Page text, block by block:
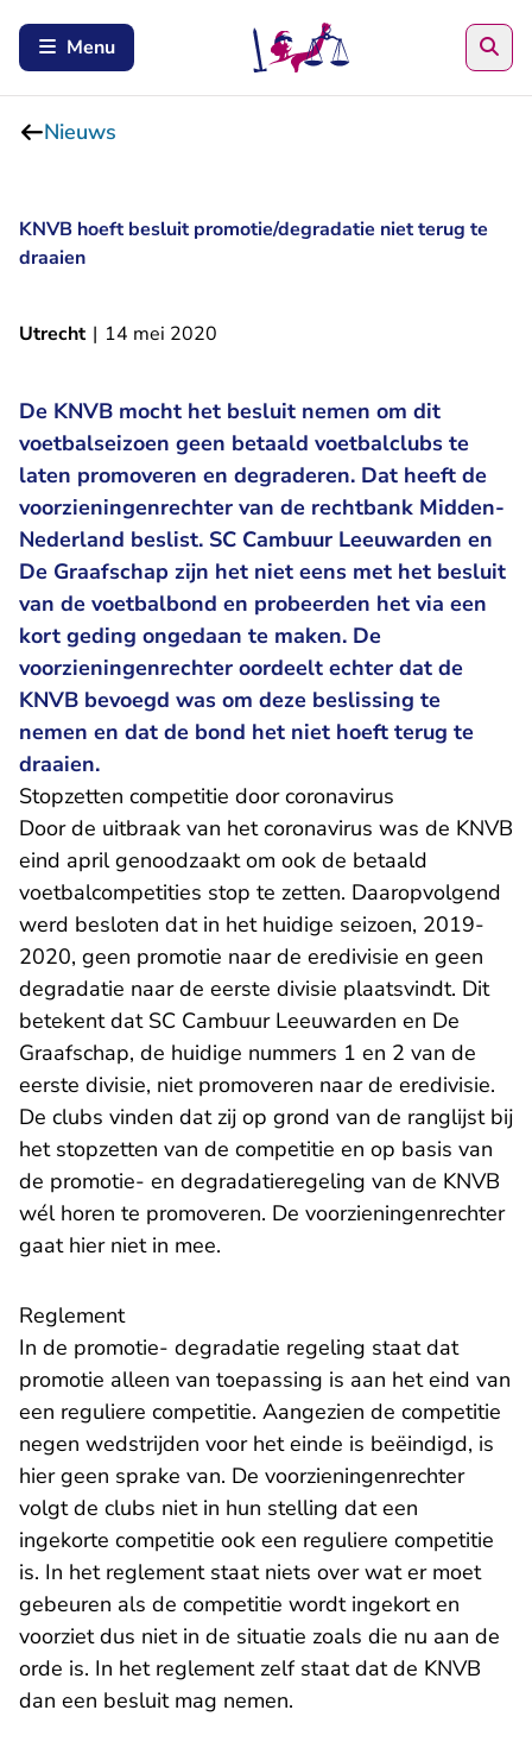
Menu
Nieuws
KNVB hoeft besluit promotie/degradatie niet terug te
draaien
Utrecht | 14 mei 2020
De KNVB mocht het besluit nemen om dit
voetbalseizoen geen betaald voetbalclubs te
laten promoveren en degraderen. Dat heeft de
voorzieningenrechter van de rechtbank Midden-
Nederland beslist. SC Cambuur Leeuwarden en
De Graafschap zijn het niet eens met het besluit
van de voetbalbond en probeerden het via een
kort geding ongedaan te maken. De
voorzieningenrechter oordeelt echter dat de
KNVB bevoegd was om deze beslissing te
nemen en dat de bond het niet hoeft terug te
draaien.
Stopzetten competitie door coronavirus
Door de uitbraak van het coronavirus was de KNVB
eind april genoodzaakt om ook de betaald
voetbalcompetities stop te zetten. Daaropvolgend
werd besloten dat in het huidige seizoen, 2019-
2020, geen promotie naar de eredivisie en geen
degradatie naar de eerste divisie plaatsvindt. Dit
betekent dat SC Cambuur Leeuwarden en De
Graafschap, de huidige nummers 1 en 2 van de
eerste divisie, niet promoveren naar de eredivisie.
De clubs vinden dat zij op grond van de ranglijst bij
het stopzetten van de competitie en op basis van
de promotie- en degradatieregeling van de KNVB
wél horen te promoveren. De voorzieningenrechter
gaat hier niet in mee.
Reglement
In de promotie- degradatie regeling staat dat
promotie alleen van toepassing is aan het eind van
een reguliere competitie. Aangezien de competitie
negen wedstrijden voor het einde is beëindigd, is
hier geen sprake van. De voorzieningenrechter
volgt de clubs niet in hun stelling dat een
ingekorte competitie ook een reguliere competitie
is. In het reglement staat niets over wat er moet
gebeuren als de competitie wordt ingekort en
voorziet dus niet in de situatie zoals die nu aan de
orde is. In het reglement zelf staat dat de KNVB
dan een besluit mag nemen.